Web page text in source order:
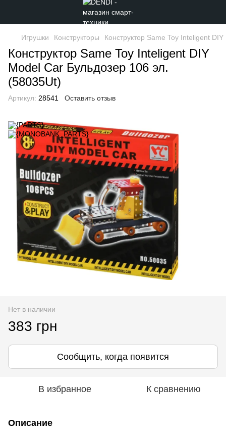
Игрушки Конструкторы Конструктор Same Toy Inteligent
Конструктор Same Toy Inteligent DIY
Model Car Бульдозер 106 эл.
(58035Ut)
Артикул: 28541 Оставить отзыв
Нет в наличии
383 грн
Сообщить, когда появится
В избранное К сравнению
Описание